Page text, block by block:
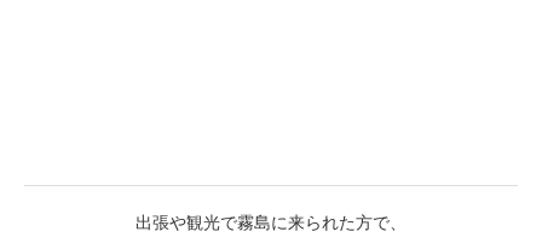
出張や観光で霧島に来られた方で、